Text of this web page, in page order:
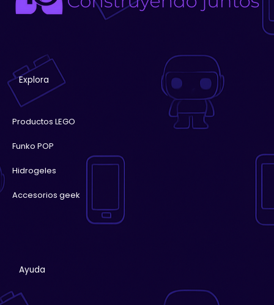
Explora
Productos LEGO
Funko POP
Hidrogeles
Accesorios geek
Ayuda